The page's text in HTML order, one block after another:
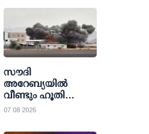
ലംഘനത്തില്‍
ഫെഡറല്‍
ഏവിയേഷന്‍
സൗദി
അറേബ്യയില്‍
വീണ്ടും ഹൂതി
ആക്രമണം;
പതിനൊന്ന് പേര്‍ക്ക്
07 08 2026